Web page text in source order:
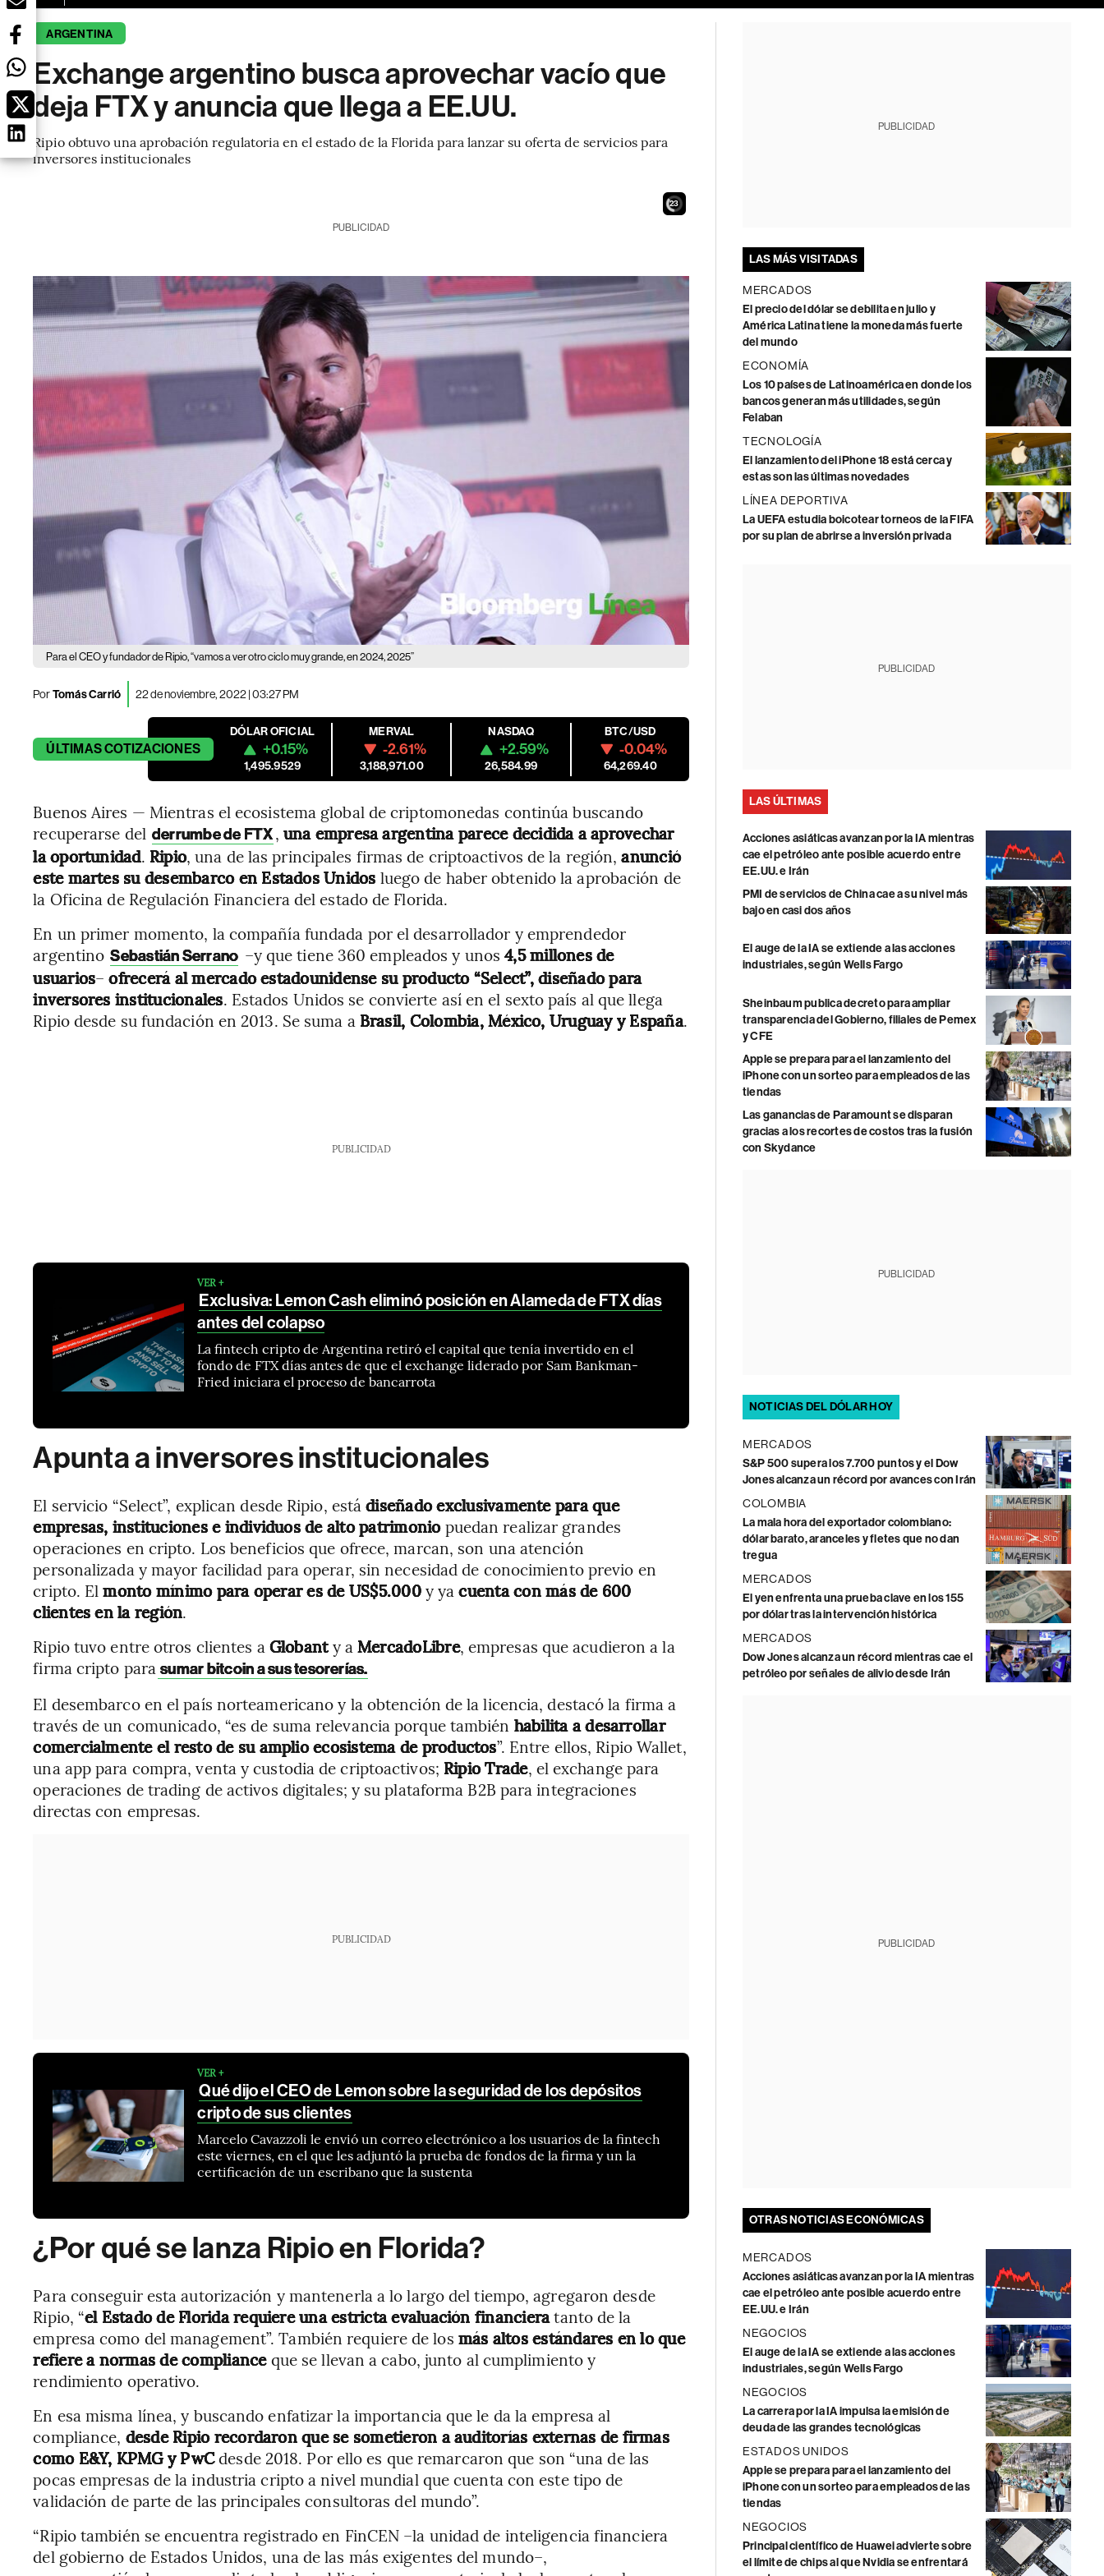
ARGENTINA
Exchange argentino busca aprovechar vacío que
deja FTX y anuncia que llega a EE.UU.
Ripio obtuvo una aprobación regulatoria en el estado de la Florida para lanzar su oferta de servicios para
inversores institucionales
22
PUBLICIDAD
Para el CEO y fundador de Ripio, “vamos a ver otro ciclo muy grande, en 2024, 2025”
PorTomás Carrió 22 de noviembre, 2022 | 03:27 PM
ÚLTIMASCOTIZACIONES
DÓLAR OFICIAL
+0.15%
1,495.9529
MERVAL
-2.61%
3,188,971.00
NASDAQ
+2.59%
26,584.99
BTC/USD
-0.04%
64,269.40
Buenos Aires — Mientras el ecosistema global de criptomonedas continúa buscando
recuperarse del derrumbe de FTX, una empresa argentina parece decidida a aprovechar
la oportunidad. Ripio, una de las principales firmas de criptoactivos de la región,anunció
este martes su desembarco en Estados Unidos luego de haber obtenido la aprobación de
la Oficina de Regulación Financiera del estado de Florida.
En un primer momento, la compañía fundada por el desarrollador y emprendedor
argentino Sebastián Serrano –y que tiene 360 empleados y unos4,5 millones de
usuarios–ofrecerá al mercado estadounidense su producto “Select”, diseñado para
inversores institucionales. Estados Unidos se convierte así en el sexto país al que llega
Ripio desde su fundación en 2013. Se suma a Brasil, Colombia, México, Uruguay y España.
PUBLICIDAD
VER +
Exclusiva: Lemon Cash eliminó posición en Alameda de FTX días
antes del colapso
La fintech cripto de Argentina retiró el capital que tenía invertido en el
fondo de FTX días antes de que el exchange liderado por Sam Bankman-
Fried iniciara el proceso de bancarrota
Apunta a inversores institucionales
El servicio “Select”, explican desde Ripio, estádiseñado exclusivamente para que
empresas, instituciones e individuos de alto patrimoniopuedan realizar grandes
operaciones en cripto. Los beneficios que ofrece, marcan, son una atención
personalizada y mayor facilidad para operar, sin necesidad de conocimiento previo en
cripto. Elmonto mínimo para operar es de US$5.000y yacuenta con más de 600
clientes en la región.
Ripio tuvo entre otros clientes a Globanty a MercadoLibre, empresas que acudieron a la
firma cripto para sumar bitcoin a sus tesorerías.
El desembarco en el país norteamericano y la obtención de la licencia, destacó la firma a
través de un comunicado, “es de suma relevancia porque también habilita a desarrollar
comercialmente el resto de su amplio ecosistema de productos”. Entre ellos, Ripio Wallet,
una app para compra, venta y custodia de criptoactivos; Ripio Trade, el exchange para
operaciones de trading de activos digitales; y su plataforma B2B para integraciones
directas con empresas.
PUBLICIDAD
VER +
Qué dijo el CEO de Lemon sobre la seguridad de los depósitos
cripto de sus clientes
Marcelo Cavazzoli le envió un correo electrónico a los usuarios de la fintech
este viernes, en el que les adjuntó la prueba de fondos de la firma y un la
certificación de un escribano que la sustenta
¿Por qué se lanza Ripio en Florida?
Para conseguir esta autorización y mantenerla a lo largo del tiempo, agregaron desde
Ripio, “el Estado de Florida requiere una estricta evaluación financieratanto de la
empresa como del management”. También requiere de los más altos estándares en lo que
refiere a normas de complianceque se llevan a cabo, junto al cumplimiento y
rendimiento operativo.
En esa misma línea, y buscando enfatizar la importancia que le da la empresa al
compliance, desde Ripio recordaron que se sometieron a auditorías externas de firmas
como E&Y, KPMG y PwCdesde 2018. Por ello es que remarcaron que son “una de las
pocas empresas de la industria cripto a nivel mundial que cuenta con este tipo de
validación de parte de las principales consultoras del mundo”.
“Ripio también se encuentra registrado en FinCEN –la unidad de inteligencia financiera
del gobierno de Estados Unidos, una de las más exigentes del mundo–,
PUBLICIDAD
LAS MÁS VISITADAS
MERCADOS
El precio del dólar se debilita en julio y
América Latina tiene la moneda más fuerte
del mundo
ECONOMÍA
Los 10 países de Latinoamérica en donde los
bancos generan más utilidades, según
Felaban
TECNOLOGÍA
El lanzamiento del iPhone 18 está cerca y
estas son las últimas novedades
LÍNEA DEPORTIVA
La UEFA estudia boicotear torneos de la FIFA
por su plan de abrirse a inversión privada
PUBLICIDAD
LAS ÚLTIMAS
Acciones asiáticas avanzan por la IA mientras
cae el petróleo ante posible acuerdo entre
EE.UU. e Irán
PMI de servicios de China cae a su nivel más
bajo en casi dos años
El auge de la IA se extiende a las acciones
industriales, según Wells Fargo
Sheinbaum publica decreto para ampliar
transparencia del Gobierno, filiales de Pemex
y CFE
Apple se prepara para el lanzamiento del
iPhone con un sorteo para empleados de las
tiendas
Las ganancias de Paramount se disparan
gracias a los recortes de costos tras la fusión
con Skydance
PUBLICIDAD
NOTICIAS DEL DÓLAR HOY
MERCADOS
S&P 500 supera los 7.700 puntos y el Dow
Jones alcanza un récord por avances con Irán
COLOMBIA
La mala hora del exportador colombiano:
dólar barato, aranceles y fletes que no dan
tregua
MERCADOS
El yen enfrenta una prueba clave en los 155
por dólar tras la intervención histórica
MERCADOS
Dow Jones alcanza un récord mientras cae el
petróleo por señales de alivio desde Irán
PUBLICIDAD
OTRAS NOTICIAS ECONÓMICAS
MERCADOS
Acciones asiáticas avanzan por la IA mientras
cae el petróleo ante posible acuerdo entre
EE.UU. e Irán
NEGOCIOS
El auge de la IA se extiende a las acciones
industriales, según Wells Fargo
NEGOCIOS
La carrera por la IA impulsa la emisión de
deuda de las grandes tecnológicas
ESTADOS UNIDOS
Apple se prepara para el lanzamiento del
iPhone con un sorteo para empleados de las
tiendas
NEGOCIOS
Principal científico de Huawei advierte sobre
el límite de chips al que Nvidia se enfrentará